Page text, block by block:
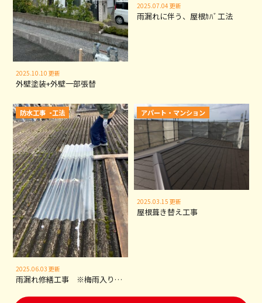
2025.10.10 更新
外壁塗装+外壁一部張替
2025.07.04 更新
雨漏れに伴う、屋根ｶﾊﾞ工法
2025.06.03 更新
雨漏れ修繕工事 ※梅雨入り前対策
雨漏れ
蓄電池
太陽光
瓦葺き替え
波板張替
樋交換
日本瓦
雪持ち君
屋根葺き替え
屋根カバー工法
外壁塗装
屋根塗装
防水工事
2025.03.15 更新
屋根葺き替え工事
ﾄｲﾚ交換
雨漏れ
瓦葺き替え
波板張替
樋交換
日本瓦
雪持ち君
屋根葺き替え
屋根カバー工法
外壁塗装
屋根塗装
防水工事
その他の工事
アパート・マンション